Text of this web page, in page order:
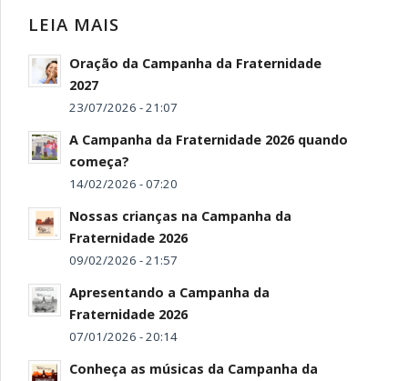
LEIA MAIS
Oração da Campanha da Fraternidade
2027
23/07/2026 - 21:07
A Campanha da Fraternidade 2026 quando
começa?
14/02/2026 - 07:20
Nossas crianças na Campanha da
Fraternidade 2026
09/02/2026 - 21:57
Apresentando a Campanha da
Fraternidade 2026
07/01/2026 - 20:14
Conheça as músicas da Campanha da